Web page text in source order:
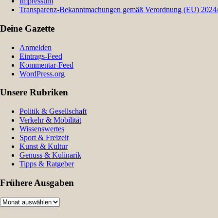
Transparenz-Bekanntmachungen gemäß Verordnung (EU)
Deine Gazette
Anmelden
Eintrags-Feed
Kommentar-Feed
WordPress.org
Unsere Rubriken
Politik & Gesellschaft
Verkehr & Mobilität
Wissenswertes
Sport & Freizeit
Kunst & Kultur
Genuss & Kulinarik
Tipps & Ratgeber
Frühere Ausgaben
Frühere